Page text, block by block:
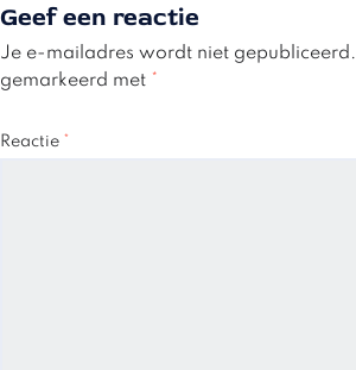
Geef een reactie
Je e-mailadres wordt niet gepubliceerd.
gemarkeerd met *
Reactie *